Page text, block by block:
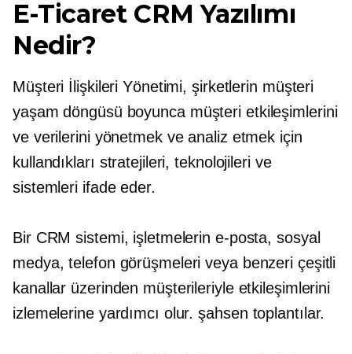
E-Ticaret CRM Yazılımı
Nedir?
Müşteri İlişkileri Yönetimi, şirketlerin müşteri
yaşam döngüsü boyunca müşteri etkileşimlerini
ve verilerini yönetmek ve analiz etmek için
kullandıkları stratejileri, teknolojileri ve
sistemleri ifade eder.
Bir CRM sistemi, işletmelerin e-posta, sosyal
medya, telefon görüşmeleri veya benzeri çeşitli
kanallar üzerinden müşterileriyle etkileşimlerini
izlemelerine yardımcı olur.şahsen toplantılar.